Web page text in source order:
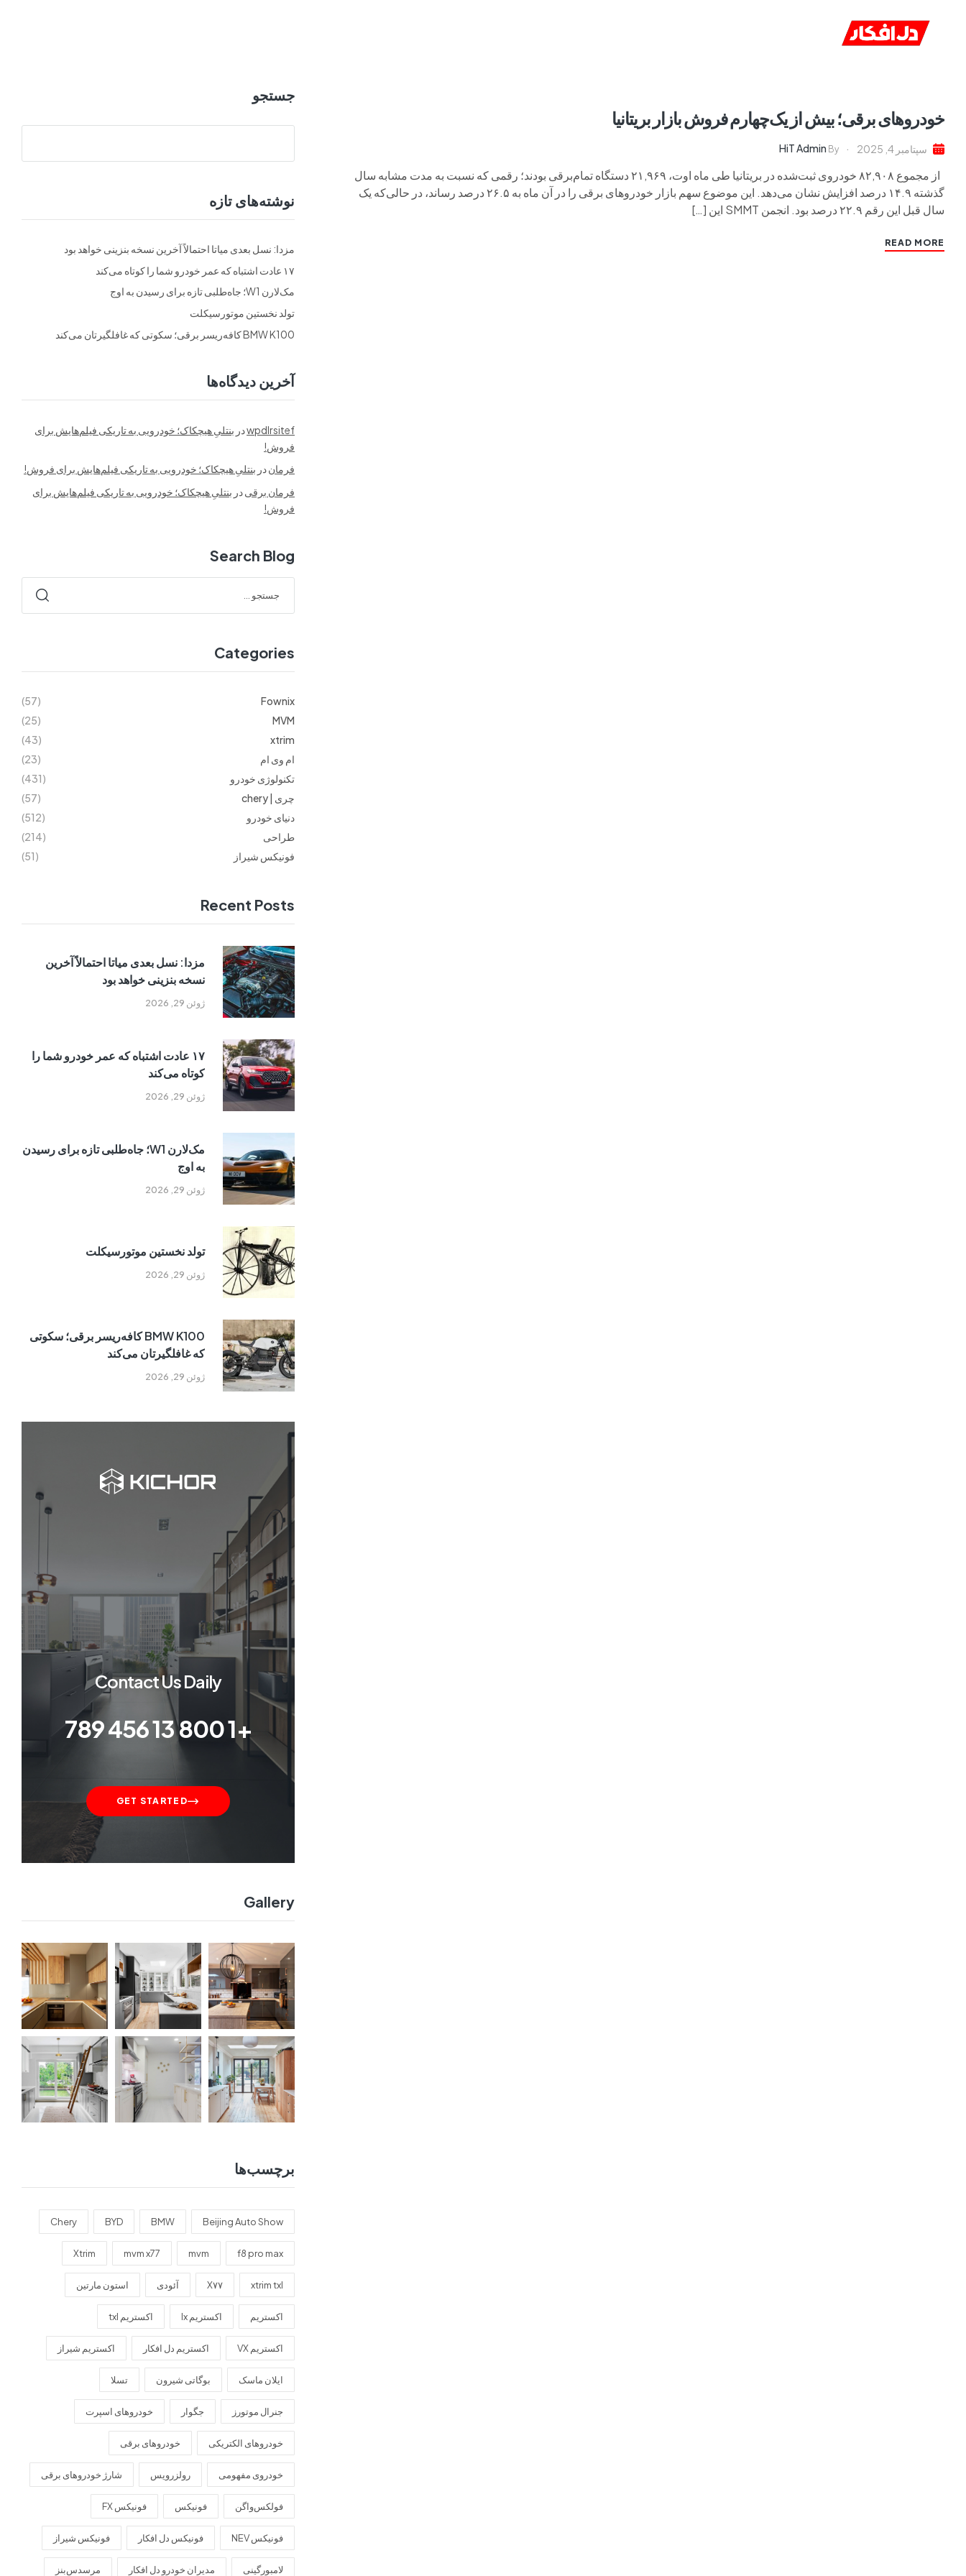
خودروهای برقی؛ بیش از یک‌چهارم فروش بازار بریتانیا
سپتامبر 4, 2025 By
HiT Admin
از مجموع ۸۲,۹۰۸ خودروی ثبت‌شده در بریتانیا طی ماه اوت، ۲۱,۹۶۹ دستگاه تمام‌برقی بودند؛ رقمی که نسبت به مدت مشابه سال
گذشته ۱۴.۹ درصد افزایش نشان می‌دهد. این موضوع سهم بازار خودروهای برقی را در آن ماه به ۲۶.۵ درصد رساند، در حالی‌که یک
سال قبل این رقم ۲۲.۹ درصد بود. انجمن SMMT این […]
READ MORE
جستجو
نوشته‌های تازه
مزدا: نسل بعدی میاتا احتمالاً آخرین نسخه بنزینی خواهد بود
۱۷ عادت اشتباه که عمر خودرو شما را کوتاه می‌کند
مک‌لارن W1؛ جاه‌طلبی تازه برای رسیدن به اوج
تولد نخستین موتورسیکلت
BMW K100 کافه‌ریسر برقی؛ سکوتی که غافلگیرتان می‌کند
آخرین دیدگاه‌ها
wpdlrsitefدر بنتلیِ هیچکاک؛ خودرویی به تاریکی فیلم‌هایش برای
فروش!
فرماندر بنتلیِ هیچکاک؛ خودرویی به تاریکی فیلم‌هایش برای فروش!
فرمان برقیدر بنتلیِ هیچکاک؛ خودرویی به تاریکی فیلم‌هایش برای
فروش!
Search Blog
Categories
Fownix
(57)
MVM
(25)
xtrim
(43)
ام وی ام
(23)
تکنولوژی خودرو
(431)
چری | chery
(57)
دنیای خودرو
(512)
طراحی
(214)
فونیکس شیراز
(51)
Recent Posts
ژوئن 29, 2026
مزدا: نسل بعدی میاتا احتمالاً آخرین
نسخه بنزینی خواهد بود
ژوئن 29, 2026
۱۷ عادت اشتباه که عمر خودرو شما را
کوتاه می‌کند
ژوئن 29, 2026
مک‌لارن W1؛ جاه‌طلبی تازه برای رسیدن
به اوج
ژوئن 29, 2026
تولد نخستین موتورسیکلت
ژوئن 29, 2026
BMW K100 کافه‌ریسر برقی؛ سکوتی
که غافلگیرتان می‌کند
Contact Us Daily
+1 800 13 456 789
GET STARTED
Gallery
برچسب‌ها
Beijing Auto Show
BMW
BYD
Chery
f8 pro max
mvm
mvm x77
Xtrim
xtrim txl X۷۷ آئودی استون مارتین
اکستریم اکستریم lx اکستریم txl
اکستریم VX اکستریم دل افکار اکستریم شیراز
ایلان ماسک بوگاتی شیرون تسلا
جنرال موتورز جگوار خودروهای اسپرت
خودروهای الکتریکی خودروهای برقی
خودروی مفهومی رولزرویس شارژ خودروهای برقی
فولکس‌واگن فونیکس فونیکس FX
فونیکس NEV فونیکس دل افکار فونیکس شیراز
لامبورگینی مدیران خودرو دل افکار مرسدس‌بنز